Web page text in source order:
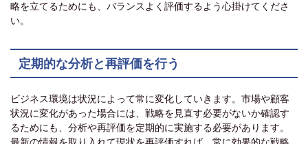
略を立てるためにも、バランスよく評価するよう心掛けてくださ
い。
定期的な分析と再評価を行う
ビジネス環境は状況によって常に変化していきます。市場や顧客
状況に変化があった場合には、戦略を見直す必要がないか確認す
るためにも、分析や再評価を定期的に実施する必要があります。